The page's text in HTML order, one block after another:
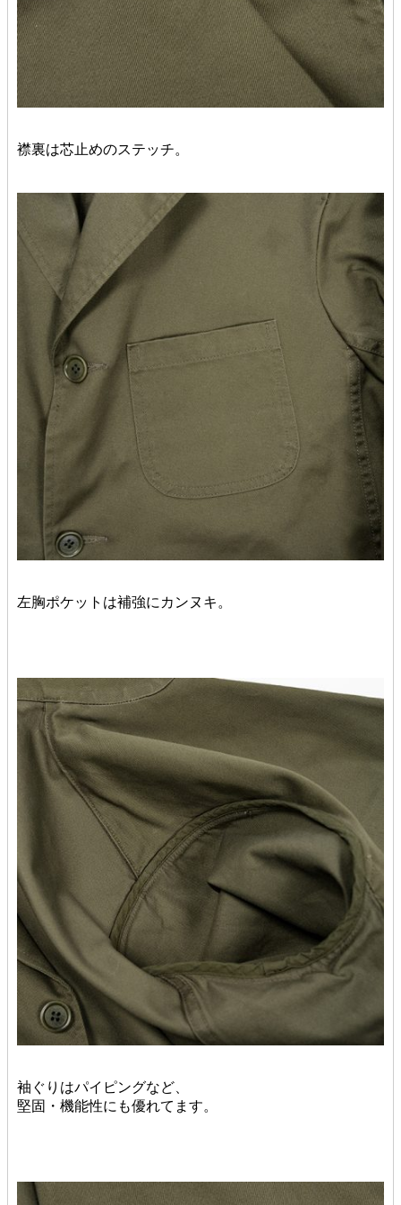
襟裏は芯止めのステッチ。
左胸ポケットは補強にカンヌキ。
袖ぐりはパイピングなど、
堅固・機能性にも優れてます。